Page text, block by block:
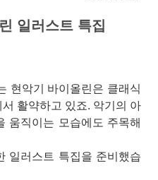
일러스트 특집
현악기 바이올린은 클래식
활약하고 있죠. 악기의 아
움직이는 모습에도 주목해
일러스트 특집을 준비했습